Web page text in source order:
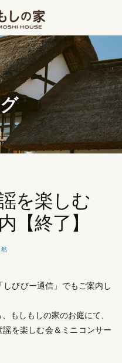
を楽しむ
【終了】
然
びびー通信」でもご案内し
もしもしの家のお庭にて、
を楽しむ会＆ミニコンサー